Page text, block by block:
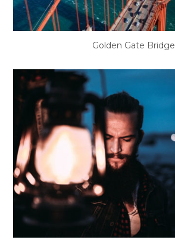
Golden Gate Bridge